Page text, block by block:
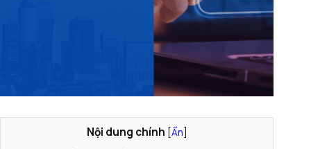
Nội dung chính [Ẩn]